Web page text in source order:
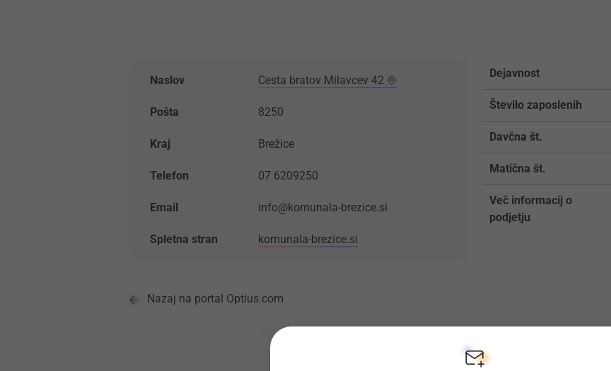
Naslov Cesta bratov Milavcev 42
Pošta 8250
Kraj Brežice
Telefon 07 6209250
Email info@komunala-brezice.si
Spletna stran komunala-brezice.si
Dejavnost
Število zaposlenih
Davčna št.
Matična št.
Več informacij o
podjetju
Nazaj na portal Optius.com